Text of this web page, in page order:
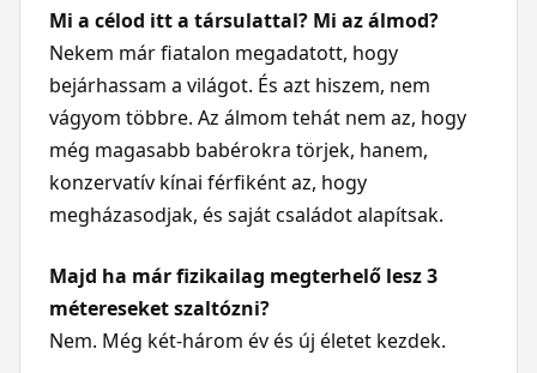
Mi a célod itt a társulattal? Mi az álmod?
Nekem már fiatalon megadatott, hogy
bejárhassam a világot. És azt hiszem, nem
vágyom többre. Az álmom tehát nem az, hogy
még magasabb babérokra törjek, hanem,
konzervatív kínai férfiként az, hogy
megházasodjak, és saját családot alapítsak.
Majd ha már fizikailag megterhelő lesz 3
métereseket szaltózni?
Nem. Még két-három év és új életet kezdek.